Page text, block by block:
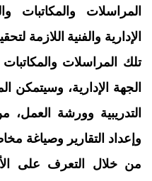
المراسلات والمكاتبات
الإدارية والفنية اللازمة
تلك المراسلات
الجهة الإدارية، وسيتمكن
التدريبية وورشة العمل،
وإعداد التقارير وصياغة
من خلال التعرف على